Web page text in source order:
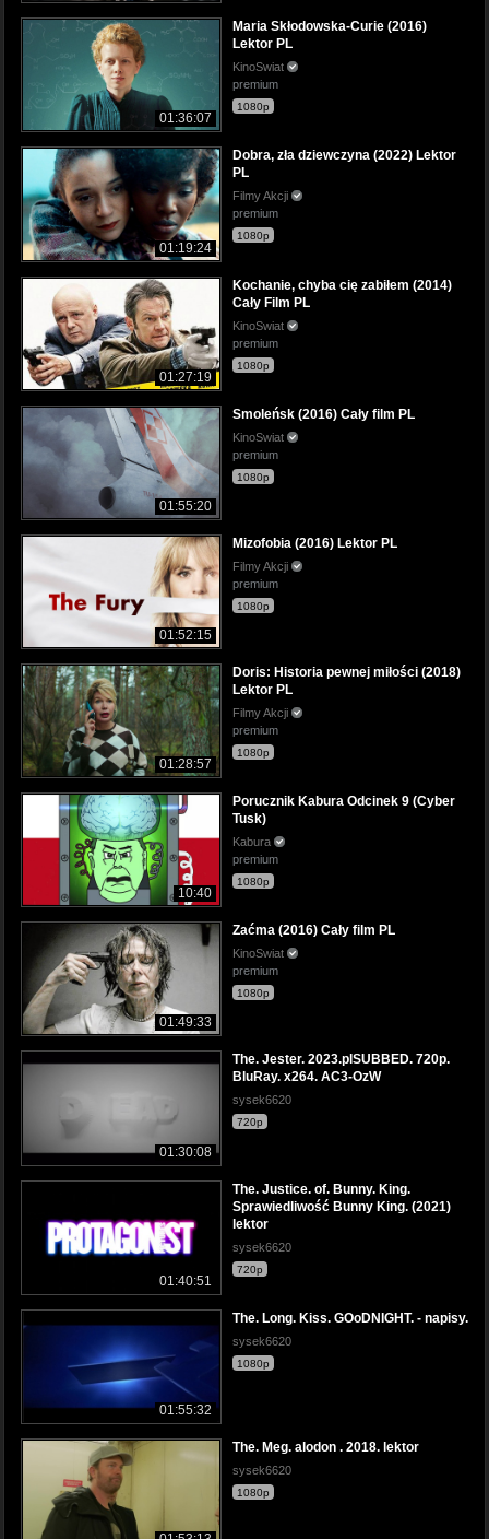
01:36:07
Maria Skłodowska-Curie (2016)
Lektor PL
KinoSwiat
premium
1080p
01:19:24
Dobra, zła dziewczyna (2022) Lektor
PL
Filmy Akcji
premium
1080p
01:27:19
Kochanie, chyba cię zabiłem (2014)
Cały Film PL
KinoSwiat
premium
1080p
01:55:20
Smoleńsk (2016) Cały film PL
KinoSwiat
premium
1080p
01:52:15
Mizofobia (2016) Lektor PL
Filmy Akcji
premium
1080p
01:28:57
Doris: Historia pewnej miłości (2018)
Lektor PL
Filmy Akcji
premium
1080p
10:40
Porucznik Kabura Odcinek 9 (Cyber
Tusk)
Kabura
premium
1080p
01:49:33
Zaćma (2016) Cały film PL
KinoSwiat
premium
1080p
01:30:08
The. Jester. 2023.plSUBBED. 720p.
BluRay. x264. AC3-OzW
sysek6620
720p
01:40:51
The. Justice. of. Bunny. King.
Sprawiedliwość Bunny King. (2021)
lektor
sysek6620
720p
01:55:32
The. Long. Kiss. GOoDNIGHT. - napisy.
sysek6620
1080p
The. Meg. alodon . 2018. lektor
sysek6620
1080p